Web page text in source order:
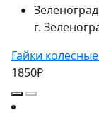
Зеленоград
г.
Гайки
1850₽